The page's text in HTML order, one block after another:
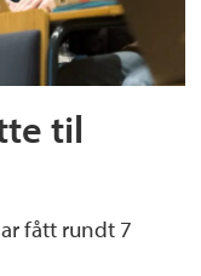
til
fått rundt 7